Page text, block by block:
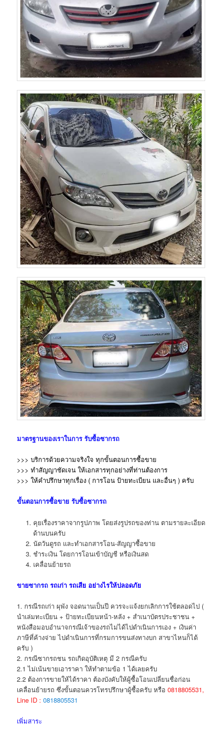
มาตรฐานของเราในการรับซื้อซากรถ
>>> บริการด้วยความจริงใจ ทุกขั้นตอนการซื้อขาย
>>> ทำสัญญาชัดเจน ให้เอกสารทุกอย่างที่ท่านต้องการ
>>> ให้คำปรึกษาทุกเรื่อง ( การโอน ป้ายทะเบียน และอื่นๆ ) ครับ
ขั้นตอนการซื้อขาย รับซื้อซากรถ
คุยเรื่องราคาจากรูปภาพ โดยส่งรูปรถของท่าน ตามรายละเอียด
ด้านบนครับ
นัดวันดูรถ และทำเอกสารโอน-สัญญาซื้อขาย
ชำระเงิน โดยการโอนเข้าบัญชี หรือเงินสด
เคลื่อนย้ายรถ
ขายซากรถ รถเก่า รถเสีย อย่างไรให้ปลอดภัย
1. กรณีรถเก่า ผุพัง จอดนานเป็นปี ควรจะแจ้งยกเลิกการใช้ตลอดไป (
นำเล่มทะเบียน + ป้ายทะเบียนหน้า-หลัง + สำเนาบัตรประชาชน +
หนังสือมอบอำนาจกรณีเจ้าของรถไม่ได้ไปดำเนินการเอง + เงินค่า
ภาษีที่ค้างจ่าย ไปดำเนินการที่กรมการขนส่งทางบก สาขาไหนก็ได้
ครับ )
2. กรณีซากรถชน รถเกิดอุบัติเหตุ มี 2 กรณีครับ
2.1 ไม่เน้นขายเอาราคา ให้ทำตามข้อ 1 ได้เลยครับ
2.2 ต้องการขายให้ได้ราคา ต้องบังคับให้ผู้ซื้อโอนเปลี่ยนชื่อก่อน
เคลื่อนย้ายรถ ซึ่งขั้นตอนควรโทรปรึกษาผู้ซื้อครับ หรือ0818805531,
Line ID :0818805531
เพิ่มสาระ